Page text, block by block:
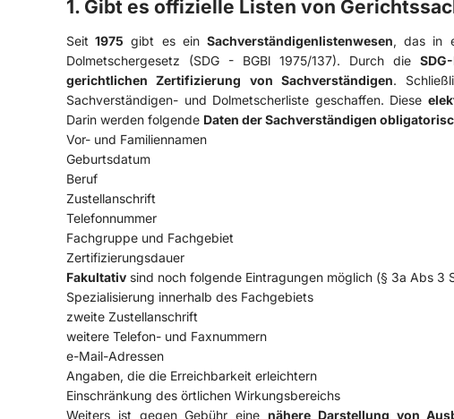
1. Gibt es offizielle Listen von
Seit 1975 gibt es einSachverständigenlistenwesen, das in
Dolmetschergesetz (SDG - BGBl 1975/137). Durch die
gerichtlichen Zertifizierung von Sachverständigen.
Sachverständigen- und Dolmetscherliste geschaffen. Diese
Darin werden folgende Daten der Sachverständigen
Vor- und Familiennamen
Geburtsdatum
Beruf
Zustellanschrift
Telefonnummer
Fachgruppe und Fachgebiet
Zertifizierungsdauer
Fakultativ sind noch folgende Eintragungen möglich (§ 3a Abs 3
Spezialisierung innerhalb des Fachgebiets
zweite Zustellanschrift
weitere Telefon- und Faxnummern
e-Mail-Adressen
Angaben, die die Erreichbarkeit erleichtern
Einschränkung des örtlichen Wirkungsbereichs
Weiters ist gegen Gebühr eine nähere Darstellung von